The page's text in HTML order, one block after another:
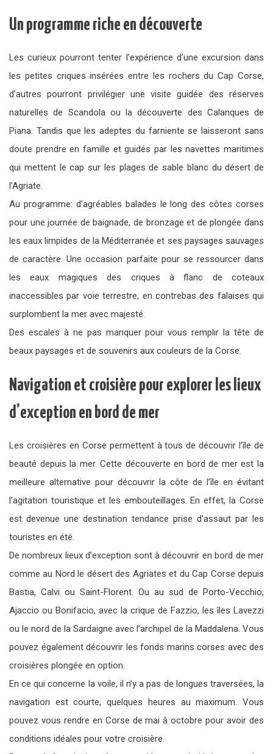
Un programme riche en découverte
Les curieux pourront tenter l’expérience d’une excursion dans
les petites criques insérées entre les rochers du Cap Corse,
d’autres pourront privilégier une visite guidée des réserves
naturelles de Scandola ou la découverte des Calanques de
Piana. Tandis que les adeptes du farniente se laisseront sans
doute prendre en famille et guidés par les navettes maritimes
qui mettent le cap sur les plages de sable blanc du désert de
l’Agriate.
Au programme: d’agréables balades le long des côtes corses
pour une journée de baignade, de bronzage et de plongée dans
les eaux limpides de la Méditerranée et ses paysages sauvages
de caractère. Une occasion parfaite pour se ressourcer dans
les eaux magiques des criques à flanc de coteaux
inaccessibles par voie terrestre, en contrebas des falaises qui
surplombent la mer avec majesté.
Des escales à ne pas manquer pour vous remplir la tête de
beaux paysages et de souvenirs aux couleurs de la Corse.
Navigation et croisière pour explorer les lieux
d’exception en bord de mer
Les croisières en Corse permettent à tous de découvrir l’île de
beauté depuis la mer. Cette découverte en bord de mer est la
meilleure alternative pour découvrir la côte de l’île en évitant
l’agitation touristique et les embouteillages. En effet, la Corse
est devenue une destination tendance prise d’assaut par les
touristes en été.
De nombreux lieux d’exception sont à découvrir en bord de mer
comme au Nord le désert des Agriates et du Cap Corse depuis
Bastia, Calvi ou Saint-Florent. Ou au sud de Porto-Vecchio,
Ajaccio ou Bonifacio, avec la crique de Fazzio, les îles Lavezzi
ou le nord de la Sardaigne avec l’archipel de la Maddalena. Vous
pouvez également découvrir les fonds marins corses avec des
croisières plongée en option.
En ce qui concerne la voile, il n’y a pas de longues traversées, la
navigation est courte, quelques heures au maximum. Vous
pouvez vous rendre en Corse de mai à octobre pour avoir des
conditions idéales pour votre croisière.